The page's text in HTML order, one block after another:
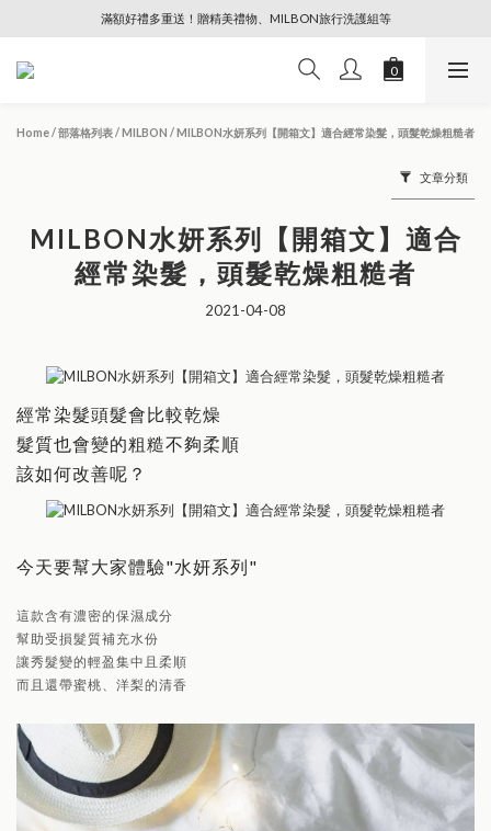
🔥88節專屬奢寵、全館限時優惠【點擊查看】
Home/部落格列表/MILBON /MILBON水妍系列【開箱文】適合經常染髮，頭髮乾燥粗糙者
文章分類
MILBON水妍系列【開箱文】適合
經常染髮，頭髮乾燥粗糙者
2021-04-08
經常染髮頭髮會比較乾燥
髮質也會變的粗糙不夠柔順
該如何改善呢？
今天要幫大家體驗"水妍系列"
這款含有濃密的保濕成分
幫助受損髮質補充水份
讓秀髮變的輕盈集中且柔順
而且還帶蜜桃、洋梨的清香